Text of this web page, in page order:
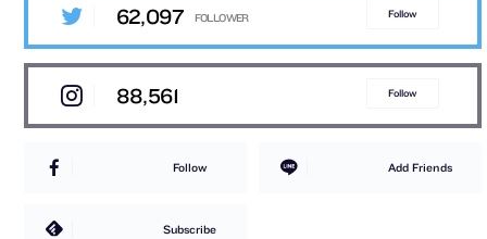
62,097 Follow
88,561 Follow
Follow Add Friends
Subscribe